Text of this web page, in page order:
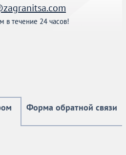
в течение 24 часов!
Форма обратной связи